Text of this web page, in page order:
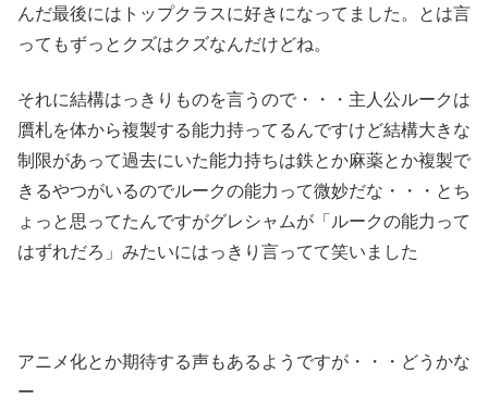
んだ最後にはトップクラスに好きになってました。とは言
ってもずっとクズはクズなんだけどね。
それに結構はっきりものを言うので・・・主人公ルークは
贋札を体から複製する能力持ってるんですけど結構大きな
制限があって過去にいた能力持ちは鉄とか麻薬とか複製で
きるやつがいるのでルークの能力って微妙だな・・・とち
ょっと思ってたんですがグレシャムが「ルークの能力って
はずれだろ」みたいにはっきり言ってて笑いました
アニメ化とか期待する声もあるようですが・・・どうかな
ー